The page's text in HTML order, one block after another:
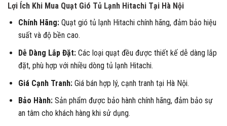
Lợi Ích Khi Mua Quạt Gió Tủ Lạnh Hitachi Tại Hà Nội
Chính Hãng:Quạt gió tủ lạnh Hitachi chính hãng, đảm bảo hiệu
suất và độ bền cao.
Dễ Dàng Lắp Đặt:Các loại quạt đều được thiết kế dễ dàng lắp
đặt, phù hợp với nhiều dòng tủ lạnh Hitachi.
Giá Cạnh Tranh:Giá bán hợp lý, cạnh tranh tại Hà Nội.
Bảo Hành:Sản phẩm được bảo hành chính hãng, đảm bảo sự
an tâm cho khách hàng khi sử dụng.